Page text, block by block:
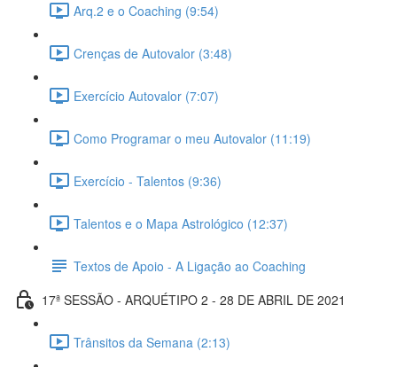
Arq.2 e o Coaching (9:54)
Crenças de Autovalor (3:48)
Exercício Autovalor (7:07)
Como Programar o meu Autovalor (11:19)
Exercício - Talentos (9:36)
Talentos e o Mapa Astrológico (12:37)
Textos de Apoio - A Ligação ao Coaching
17ª SESSÃO - ARQUÉTIPO 2 - 28 DE ABRIL DE 2021
Trânsitos da Semana (2:13)